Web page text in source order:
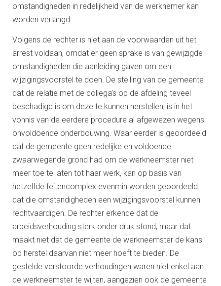
omstandigheden in redelijkheid van de werknemer kan
worden verlangd.
Volgens de rechter is niet aan de voorwaarden uit het
arrest voldaan, omdat er geen sprake is van gewijzigde
omstandigheden die aanleiding gaven om een
wijzigingsvoorstel te doen. De stelling van de gemeente
dat de relatie met de collega’s op de afdeling teveel
beschadigd is om deze te kunnen herstellen, is in het
vonnis van de eerdere procedure al afgewezen wegens
onvoldoende onderbouwing. Waar eerder is geoordeeld
dat de gemeente geen redelijke en voldoende
zwaarwegende grond had om de werkneemster niet
meer toe te laten tot haar werk, kan op basis van
hetzelfde feitencomplex evenmin worden geoordeeld
dat die omstandigheden een wijzigingsvoorstel kunnen
rechtvaardigen. De rechter erkende dat de
arbeidsverhouding sterk onder druk stond, maar dat
maakt niet dat de gemeente de werkneemster de kans
op herstel daarvan niet meer hoeft te bieden. De
gestelde verstoorde verhoudingen waren niet enkel aan
de werkneemster te wijten, aangezien ook de gemeente